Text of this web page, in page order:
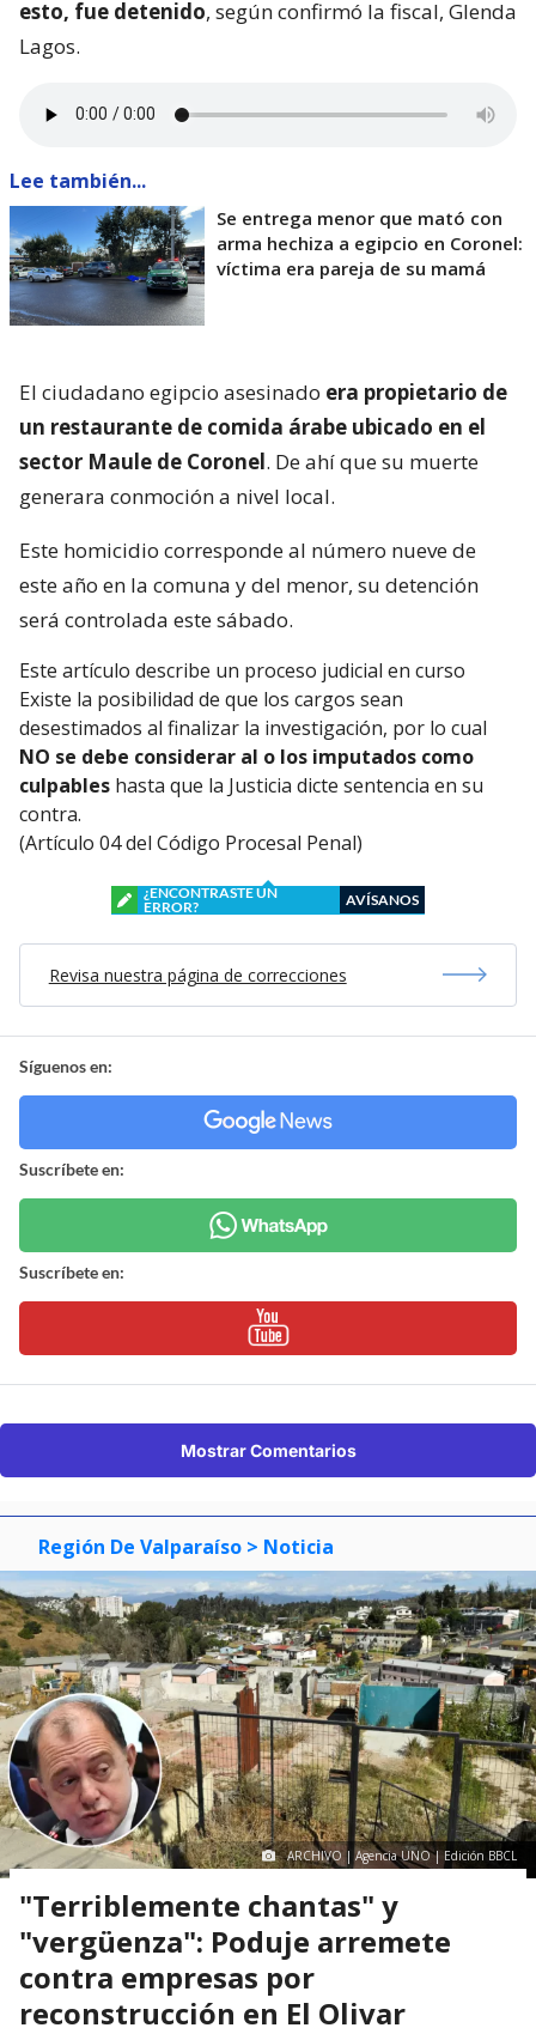
esto, fue detenido, según confirmó la fiscal, Glenda
Lagos.
Lee también...
Se entrega menor que mató con
arma hechiza a egipcio en Coronel:
víctima era pareja de su mamá
El ciudadano egipcio asesinado era propietario de
un restaurante de comida árabe ubicado en el
sector Maule de Coronel. De ahí que su muerte
generara conmoción a nivel local.
Este homicidio corresponde al número nueve de
este año en la comuna y del menor, su detención
será controlada este sábado.
Este artículo describe un proceso judicial en curso
Existe la posibilidad de que los cargos sean
desestimados al finalizar la investigación, por lo cual
NO se debe considerar al o los imputados como
culpables hasta que la Justicia dicte sentencia en su
contra.
(Artículo 04 del Código Procesal Penal)
¿ENCONTRASTE UN
ERROR?
AVÍSANOS
Revisa nuestra página de correcciones
Síguenos en:
Suscríbete en:
Suscríbete en:
Mostrar Comentarios
Región De Valparaíso > Noticia
ARCHIVO | Agencia UNO | Edición BBCL
"Terriblemente chantas" y
"vergüenza": Poduje arremete
contra empresas por
reconstrucción en El Olivar